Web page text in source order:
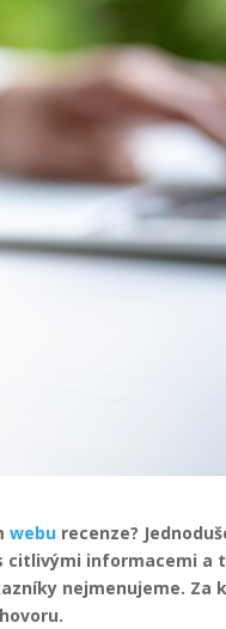
webu recenze?
citlivými informacemi a
nejmenujeme. Za